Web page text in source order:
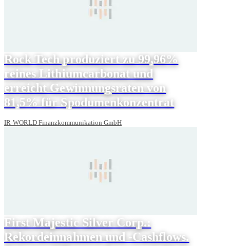
Rock Tech produziert zu 99,96%
reines Lithiumcarbonat und
erreicht Gewinnungsraten von
81,5% für Spodumenkonzentrat
IR-WORLD Finanzkommunikation GmbH
First Majestic Silver Corp.:
Rekordeinnahmen und -Cashflows.